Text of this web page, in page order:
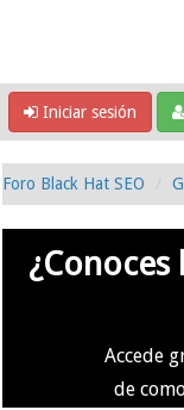
Iniciar sesión
Foro Black Hat SEO
Accede
de